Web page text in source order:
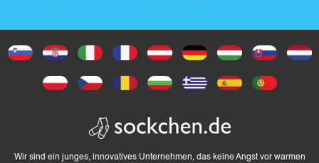
gewählt
werden
Wir sind ein junges, innovatives Unternehmen, das keine Angst vor warmen